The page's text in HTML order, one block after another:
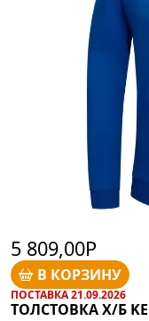
5 809,00Р
В КОРЗИНУ
ПОСТАВКА 21.09.2026
ТОЛСТОВКА Х/Б